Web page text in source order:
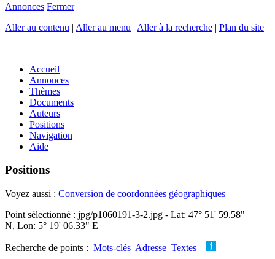
Annonces Fermer
Aller au contenu | Aller au menu | Aller à la recherche | Plan du site
Accueil
Annonces
Thèmes
Documents
Auteurs
Positions
Navigation
Aide
Positions
Voyez aussi : Conversion de coordonnées géographiques
Point sélectionné : jpg/p1060191-3-2.jpg - Lat: 47° 51' 59.58"
N, Lon: 5° 19' 06.33" E
Recherche de points : Mots-clés Adresse Textes